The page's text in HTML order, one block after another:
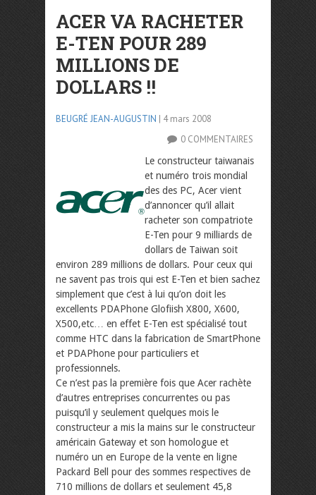
ACER VA RACHETER
E-TEN POUR 289
MILLIONS DE
DOLLARS !!
BEUGRÉ JEAN-AUGUSTIN | 4 mars 2008
0 COMMENTAIRES
Le constructeur taiwanais
et numéro trois mondial
des des PC, Acer vient
d’annoncer qu’il allait
racheter son compatriote
E-Ten pour 9 milliards de
dollars de Taiwan soit
environ 289 millions de dollars. Pour ceux qui
ne savent pas trois qui est E-Ten et bien sachez
simplement que c’est à lui qu’on doit les
excellents PDAPhone Glofiish X800, X600,
X500,etc… en effet E-Ten est spécialisé tout
comme HTC dans la fabrication de SmartPhone
et PDAPhone pour particuliers et
professionnels.
Ce n’est pas la première fois que Acer rachète
d’autres entreprises concurrentes ou pas
puisqu’il y seulement quelques mois le
constructeur a mis la mains sur le constructeur
américain Gateway et son homologue et
numéro un en Europe de la vente en ligne
Packard Bell pour des sommes respectives de
710 millions de dollars et seulement 45,8